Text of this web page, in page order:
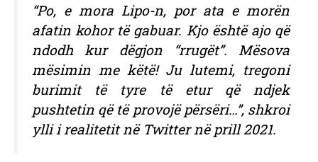
“Po, e mora Lipo-n, por ata e morën
afatin kohor të gabuar. Kjo është ajo që
ndodh kur dëgjon “rrugët”. Mësova
mësimin me këtë! Ju lutemi, tregoni
burimit të tyre të etur që ndjek
pushtetin që të provojë përsëri…”, shkroi
ylli i realitetit në Twitter në prill 2021.